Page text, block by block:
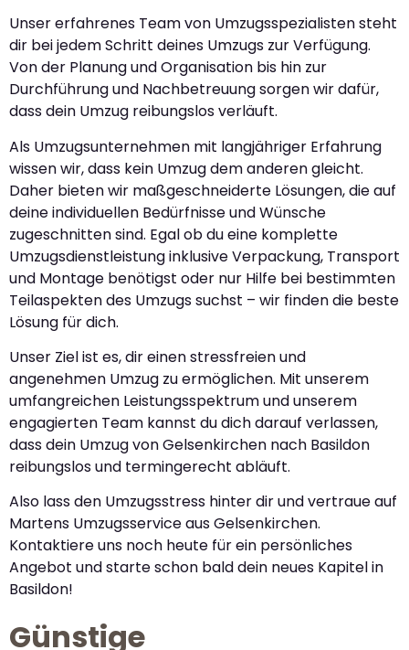
Unser erfahrenes Team von Umzugsspezialisten steht
dir bei jedem Schritt deines Umzugs zur Verfügung.
Von der Planung und Organisation bis hin zur
Durchführung und Nachbetreuung sorgen wir dafür,
dass dein Umzug reibungslos verläuft.
Als Umzugsunternehmen mit langjähriger Erfahrung
wissen wir, dass kein Umzug dem anderen gleicht.
Daher bieten wir maßgeschneiderte Lösungen, die auf
deine individuellen Bedürfnisse und Wünsche
zugeschnitten sind. Egal ob du eine komplette
Umzugsdienstleistung inklusive Verpackung, Transport
und Montage benötigst oder nur Hilfe bei bestimmten
Teilaspekten des Umzugs suchst – wir finden die beste
Lösung für dich.
Unser Ziel ist es, dir einen stressfreien und
angenehmen Umzug zu ermöglichen. Mit unserem
umfangreichen Leistungsspektrum und unserem
engagierten Team kannst du dich darauf verlassen,
dass dein Umzug von Gelsenkirchen nach Basildon
reibungslos und termingerecht abläuft.
Also lass den Umzugsstress hinter dir und vertraue auf
Martens Umzugsservice aus Gelsenkirchen.
Kontaktiere uns noch heute für ein persönliches
Angebot und starte schon bald dein neues Kapitel in
Basildon!
Günstige